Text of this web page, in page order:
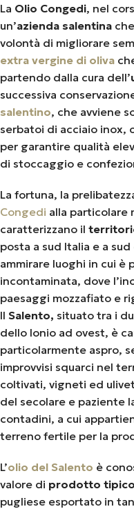
La Olio Congedi, nel
un’azienda salentina
volontà di migliorare
extra vergine di oliva
partendo dalla cura dell’
successiva
salentino, che avviene
serbatoi di acciaio inox,
per garantire qualità
di stoccaggio e
La fortuna, la
Congedi alla particolare
caratterizzano il
posta a sud Italia e a
ammirare luoghi in cui è
incontaminata, dove
paesaggi mozzafiato e
Il Salento, situato tra i
dello Ionio ad ovest, è
particolarmente aspro,
improvvisi squarci nel
coltivati, vigneti ed
del secolare e paziente
contadini, a cui
terreno fertile per la
L’olio del Salento è
valore di prodotto
pugliese esportato in